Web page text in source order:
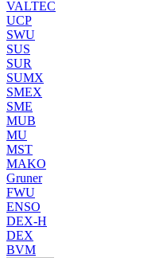
VALTEC
UCP
SWU
SUS
SUR
SUMX
SMEX
SME
MUB
MU
MST
MAKO
Gruner
FWU
ENSO
DEX-H
DEX
BVM